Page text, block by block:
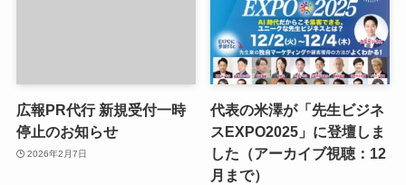
広報PR代行 新規受付一時
停止のお知らせ
2026年2月7日
代表の米澤が「先生ビジネ
スEXPO2025」に登壇しま
した（アーカイブ視聴：12
月まで）